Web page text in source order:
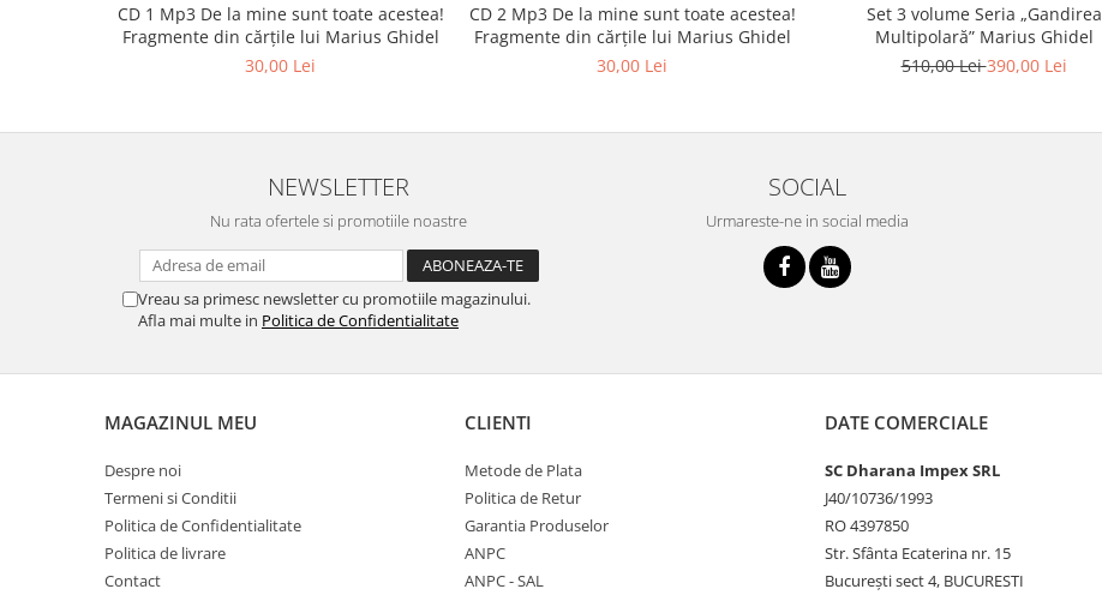
CD 1 Mp3 De la mine sunt toate acestea!
Fragmente din cărțile lui Marius Ghidel
30,00 Lei
CD 2 Mp3 De la mine sunt toate acestea!
Fragmente din cărțile lui Marius Ghidel
30,00 Lei
Set 3 volume Seria „Gandirea
Multipolară” Marius Ghidel
510,00 Lei390,00 Lei
NEWSLETTER
Nu rata ofertele si promotiile noastre
Vreau sa primesc newsletter cu promotiile magazinului.
Afla mai multe in Politica de Confidentialitate
SOCIAL
Urmareste-ne in social media
MAGAZINUL MEU
Despre noi
Termeni si Conditii
Politica de Confidentialitate
Politica de livrare
Contact
CLIENTI
Metode de Plata
Politica de Retur
Garantia Produselor
ANPC
ANPC - SAL
DATE COMERCIALE
SC Dharana Impex SRL
J40/10736/1993
RO 4397850
Str. Sfânta Ecaterina nr. 15
București sect 4, BUCURESTI